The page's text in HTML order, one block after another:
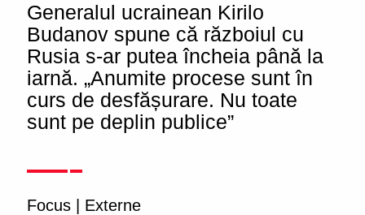
Generalul ucrainean Kirilo
Budanov spune că războiul cu
Rusia s-ar putea încheia până la
iarnă. „Anumite procese sunt în
curs de desfășurare. Nu toate
sunt pe deplin publice”
Focus Externe